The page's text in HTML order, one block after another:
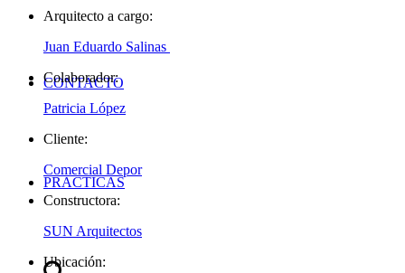
CONTACTO
PRACTICAS
Arquitecto a cargo:
Juan Eduardo Salinas
Colaborador:
Patricia López
Cliente:
Comercial Depor
Constructora:
SUN Arquitectos
Ubicación: